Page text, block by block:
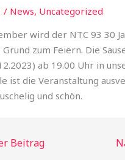
/ News, Uncategorized
wird der NTC 93 30
zum Feiern. Die
ab 19.00 Uhr in
ist die Veranstaltung
und schön.
Beitrag